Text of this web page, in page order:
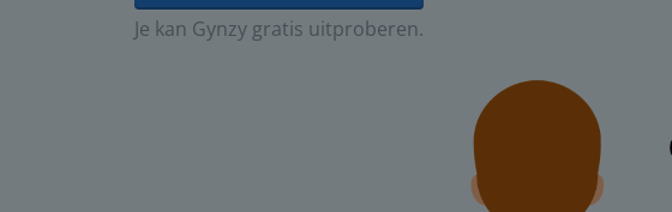
Je kan Gynzy gratis uitproberen.